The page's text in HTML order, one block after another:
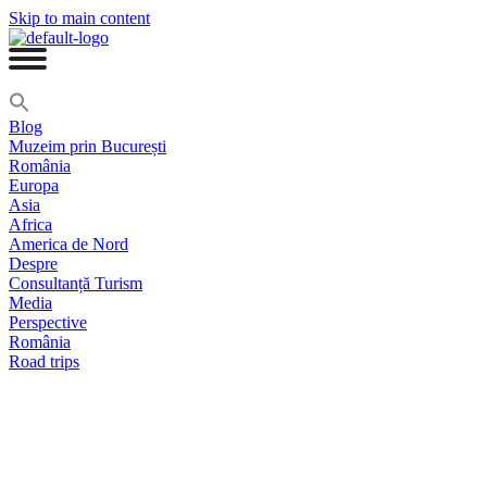
Skip to main content
Blog
Muzeim prin București
România
Europa
Asia
Africa
America de Nord
Despre
Consultanță Turism
Media
Perspective
România
Road trips